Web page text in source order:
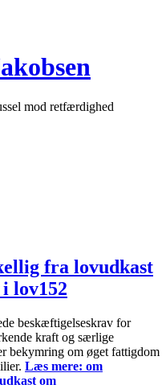
mod retfærdighed
fra lovudkast
lov152
beskæftigelseskrav for
kraft og særlige
bekymring om øget fattigdom
Læs mere: om
om